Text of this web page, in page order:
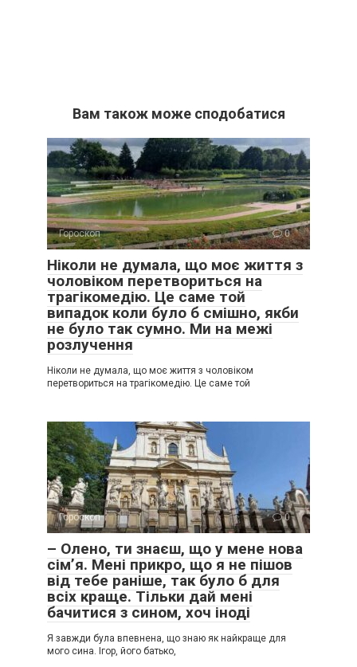
Вам також може сподобатися
Гороскоп 0
Ніколи не думала, що моє життя з
чоловіком перетвориться на
трагікомедію. Це саме той
випадок коли було б смішно, якби
не було так сумно. Ми на межі
розлучення
Ніколи не думала, що моє життя з чоловіком
перетвориться на трагікомедію. Це саме той
Гороскоп 0
– Олено, ти знаєш, що у мене нова
сім’я. Мені прикро, що я не пішов
від тебе раніше, так було б для
всіх краще. Тільки дай мені
бачитися з сином, хоч іноді
Я завжди була впевнена, що знаю як найкраще для
мого сина. Ігор, його батько,